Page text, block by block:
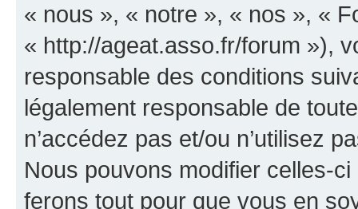
« nous », « notre », « nos », «
« http://ageat.asso.fr/forum »),
responsable des conditions
légalement responsable de
n’accédez pas et/ou n’utilisez
Nous pouvons modifier celles-
ferons tout pour que vous en